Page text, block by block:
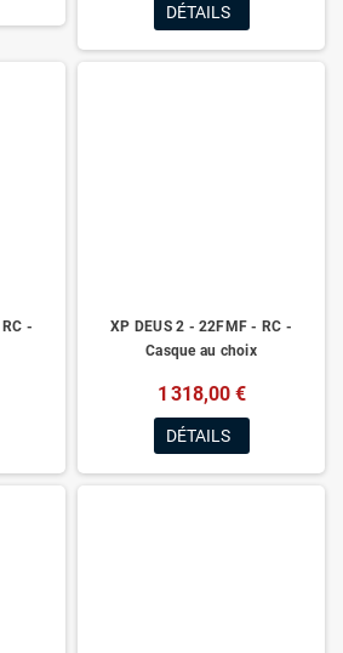
DÉTAILS
-
XP DEUS 2 - 22FMF - RC -
Casque au choix
1 318,00 €
DÉTAILS